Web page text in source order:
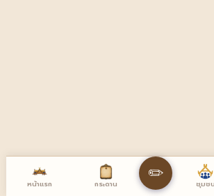
หน้าแรก กระดาน ✏️ ชุมชน